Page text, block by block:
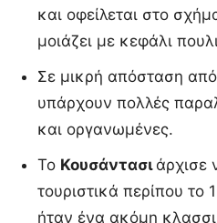
και οφείλεται στο
μοιάζει με κεφάλι
Σε μικρή απόσταση
υπάρχουν πολλές
και οργανωμένες.
Το Κουσάντασι άρχισε
τουριστικά περίπου το
ήταν ένα ακόμη